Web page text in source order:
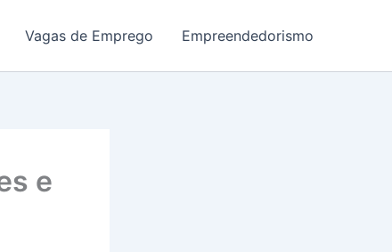
Vagas de Emprego Empreendedorismo
e